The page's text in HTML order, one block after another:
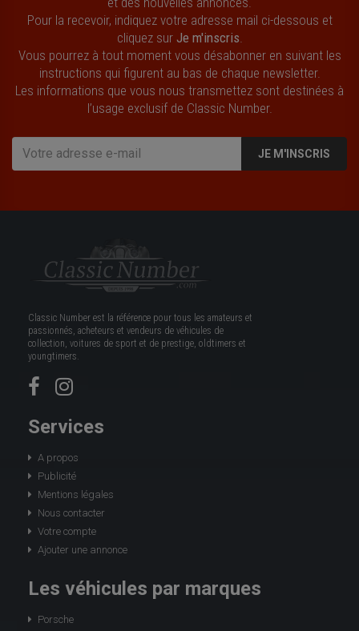
Pour la recevoir, indiquez votre adresse mail ci-dessous et
cliquez sur Je m'inscris.
Vous pourrez à tout moment vous désabonner en suivant les
instructions qui figurent au bas de chaque newsletter.
Les informations que vous nous transmettez sont destinées à
l’usage exclusif de Classic Number.
JE M'INSCRIS
Classic Number est la référence pour tous les amateurs et
passionnés, acheteurs et vendeurs de véhicules de
collection, voitures de sport et de prestige, oldtimers et
youngtimers.
Services
A propos
Publicité
Mentions légales
Nous contacter
Votre compte
Ajouter une annonce
Les véhicules par marques
Porsche